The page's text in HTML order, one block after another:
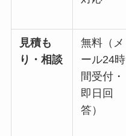
見積も
り・相談
無料（メ
ール24時
間受付・
即日回
答）